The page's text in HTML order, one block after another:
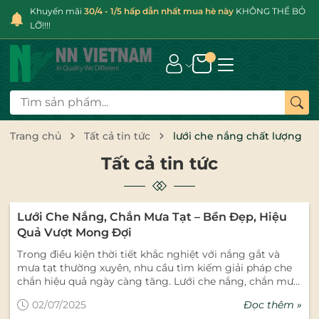
Khuyến mãi 30/4 - 1/5 hấp dẫn nhất mua hè này KHÔNG THỂ BỎ
LỠ!!!!
Trang chủ Tất cả tin tức lưới che nắng chất lượng
Tất cả tin tức
Lưới Che Nắng, Chắn Mưa Tạt – Bền Đẹp, Hiệu
Quả Vượt Mong Đợi
Trong điều kiện thời tiết khắc nghiệt với nắng gắt và
mưa tạt thường xuyên, nhu cầu tìm kiếm giải pháp che
chắn hiệu quả ngày càng tăng. Lưới che nắng, chắn mưa
ngoài trời, từ sân vườn gia đình, ban công, sân thượng
02/07/2025 Đọc thêm »